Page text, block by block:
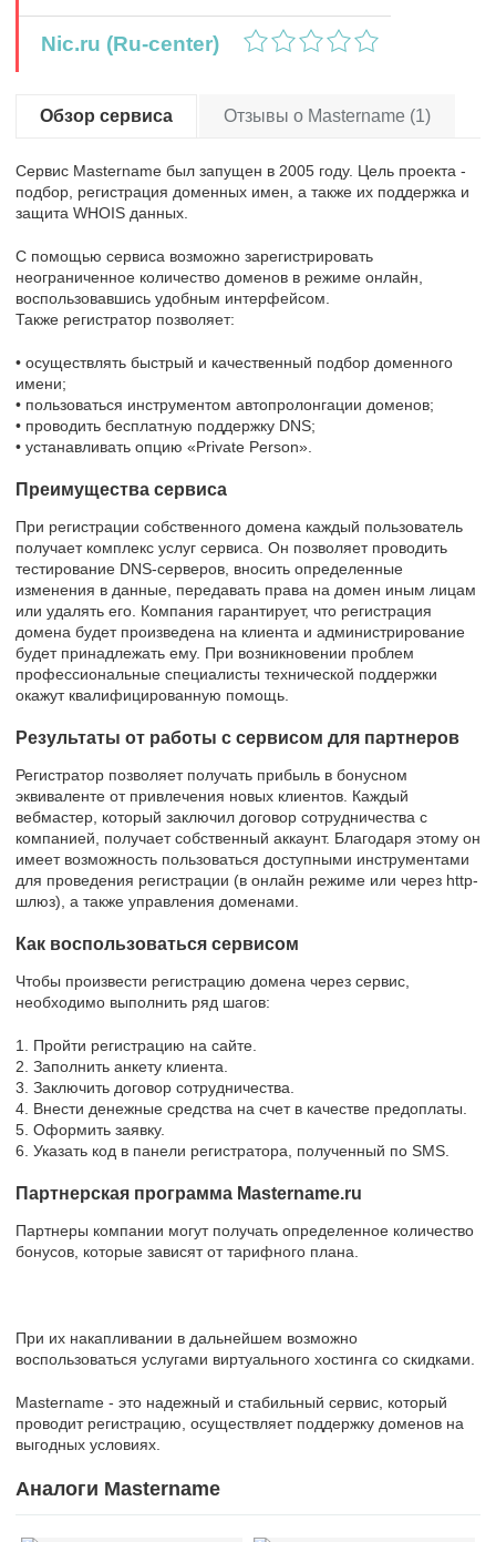
Nic.ru (Ru-center)
Обзор сервиса Отзывы о Mastername (1)
Сервис Mastername был запущен в 2005 году. Цель проекта -
подбор, регистрация доменных имен, а также их поддержка и
защита WHOIS данных.
С помощью сервиса возможно зарегистрировать
неограниченное количество доменов в режиме онлайн,
воспользовавшись удобным интерфейсом.
Также регистратор позволяет:
• осуществлять быстрый и качественный подбор доменного
имени;
• пользоваться инструментом автопролонгации доменов;
• проводить бесплатную поддержку DNS;
• устанавливать опцию «Private Person».
Преимущества сервиса
При регистрации собственного домена каждый пользователь
получает комплекс услуг сервиса. Он позволяет проводить
тестирование DNS-серверов, вносить определенные
изменения в данные, передавать права на домен иным лицам
или удалять его. Компания гарантирует, что регистрация
домена будет произведена на клиента и администрирование
будет принадлежать ему. При возникновении проблем
профессиональные специалисты технической поддержки
окажут квалифицированную помощь.
Результаты от работы с сервисом для партнеров
Регистратор позволяет получать прибыль в бонусном
эквиваленте от привлечения новых клиентов. Каждый
вебмастер, который заключил договор сотрудничества с
компанией, получает собственный аккаунт. Благодаря этому он
имеет возможность пользоваться доступными инструментами
для проведения регистрации (в онлайн режиме или через http-
шлюз), а также управления доменами.
Как воспользоваться сервисом
Чтобы произвести регистрацию домена через сервис,
необходимо выполнить ряд шагов:
1. Пройти регистрацию на сайте.
2. Заполнить анкету клиента.
3. Заключить договор сотрудничества.
4. Внести денежные средства на счет в качестве предоплаты.
5. Оформить заявку.
6. Указать код в панели регистратора, полученный по SMS.
Партнерская программа Mastername.ru
Партнеры компании могут получать определенное количество
бонусов, которые зависят от тарифного плана.
При их накапливании в дальнейшем возможно
воспользоваться услугами виртуального хостинга со скидками.
Mastername - это надежный и стабильный сервис, который
проводит регистрацию, осуществляет поддержку доменов на
выгодных условиях.
Аналоги Mastername